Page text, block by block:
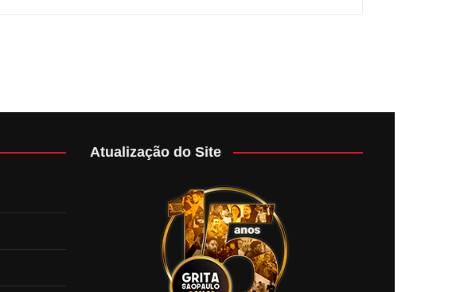
Atualização do Site